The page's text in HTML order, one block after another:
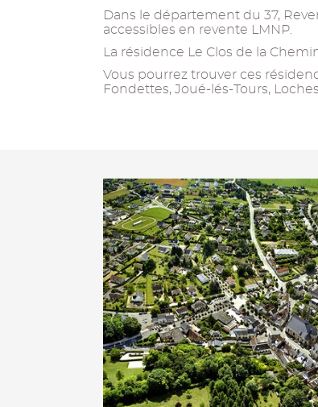
Dans le département du 37,
accessibles en revente LMNP.
La résidence Le Clos de la
Vous pourrez trouver ces
Fondettes, Joué-lés-Tours,